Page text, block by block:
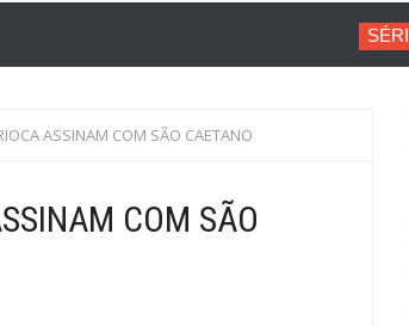
VINÍCIUS
ASSINAM COM SÃO CAETANO
COM SÃO